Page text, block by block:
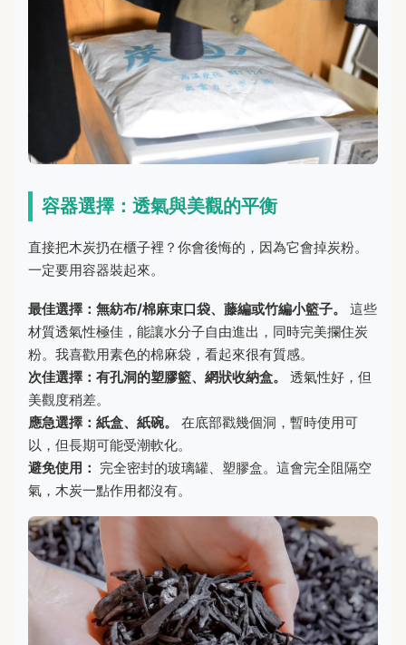
容器選擇：透氣與美觀的平衡
直接把木炭扔在櫃子裡？你會後悔的，因為它會掉炭粉。
一定要用容器裝起來。
最佳選擇：無紡布/棉麻束口袋、藤編或竹編小籃子。
這些
材質透氣性極佳，能讓水分子自由進出，同時完美攔住炭
粉。我喜歡用素色的棉麻袋，看起來很有質感。
次佳選擇：有孔洞的塑膠籃、網狀收納盒。
透氣性好，但
美觀度稍差。
應急選擇：紙盒、紙碗。
在底部戳幾個洞，暫時使用可
以，但長期可能受潮軟化。
避免使用： 完全密封的玻璃罐、塑膠盒。這會完全阻隔空
氣，木炭一點作用都沒有。